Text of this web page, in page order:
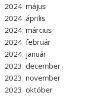
2024. május
2024. április
2024. március
2024. február
2024. január
2023. december
2023. november
2023. október